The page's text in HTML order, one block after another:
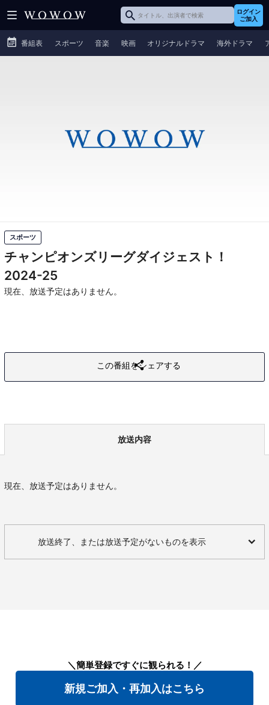
ログイン
ご加入
番組表 スポーツ 音楽 映画 オリジナルドラマ 海外ドラマ
スポーツ
チャンピオンズリーグダイジェスト！
2024-25
現在、放送予定はありません。
この番組をシェアする
放送内容
現在、放送予定はありません。
放送終了、または放送予定がないものを表示
＼簡単登録ですぐに観られる！／
新規ご加入・再加入はこちら